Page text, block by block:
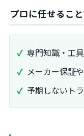
プロに任せるこ
専門知識・工
メーカー保証
予期しないト